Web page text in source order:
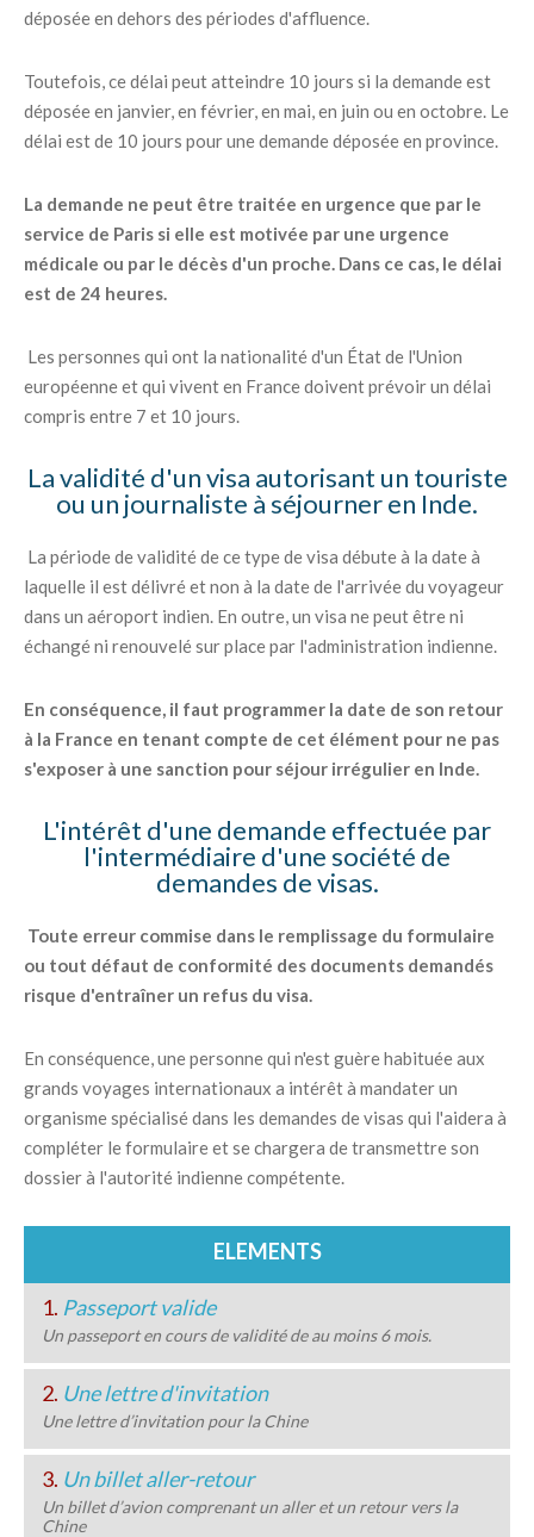
déposée en dehors des périodes d'affluence.
Toutefois, ce délai peut atteindre 10 jours si la demande est
déposée en janvier, en février, en mai, en juin ou en octobre. Le
délai est de 10 jours pour une demande déposée en province.
La demande ne peut être traitée en urgence que par le
service de Paris si elle est motivée par une urgence
médicale ou par le décès d'un proche. Dans ce cas, le délai
est de 24 heures.
Les personnes qui ont la nationalité d'un État de l'Union
européenne et qui vivent en France doivent prévoir un délai
compris entre 7 et 10 jours.
La validité d'un visa autorisant un touriste
ou un journaliste à séjourner en Inde.
La période de validité de ce type de visa débute à la date à
laquelle il est délivré et non à la date de l'arrivée du voyageur
dans un aéroport indien. En outre, un visa ne peut être ni
échangé ni renouvelé sur place par l'administration indienne.
En conséquence, il faut programmer la date de son retour
à la France en tenant compte de cet élément pour ne pas
s'exposer à une sanction pour séjour irrégulier en Inde.
L'intérêt d'une demande effectuée par
l'intermédiaire d'une société de
demandes de visas.
Toute erreur commise dans le remplissage du formulaire
ou tout défaut de conformité des documents demandés
risque d'entraîner un refus du visa.
En conséquence, une personne qui n'est guère habituée aux
grands voyages internationaux a intérêt à mandater un
organisme spécialisé dans les demandes de visas qui l'aidera à
compléter le formulaire et se chargera de transmettre son
dossier à l'autorité indienne compétente.
ELEMENTS
1. Passeport valide
Un passeport en cours de validité de au moins 6 mois.
2. Une lettre d'invitation
Une lettre d’invitation pour la Chine
3. Un billet aller-retour
Un billet d’avion comprenant un aller et un retour vers la
Chine